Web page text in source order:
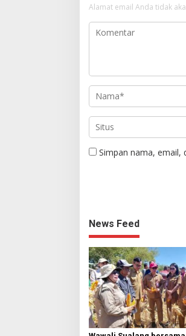
Alamat email Anda tidak
Simpan nama, email,
News Feed